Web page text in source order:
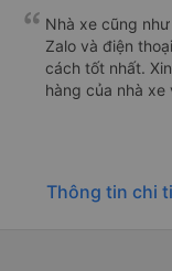
Nhà xe cũng như anh tài
Zalo và điện
cách tốt nhất.
hàng của nhà xe
Thông tin chi